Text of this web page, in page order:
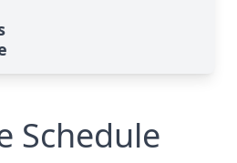
Schedule